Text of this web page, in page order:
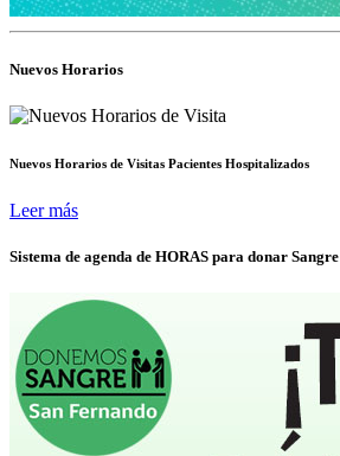
Nuevos Horarios
Nuevos Horarios de Visitas Pacientes Hospitalizados
Leer más
Sistema de agenda de HORAS para donar Sangre